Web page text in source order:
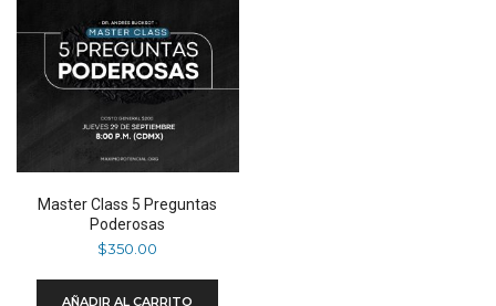
Master Class 5 Preguntas
Poderosas
$350.00
AÑADIR AL CARRITO